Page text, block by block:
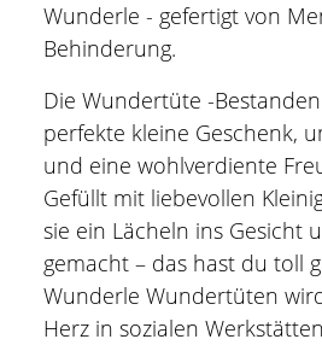
Wunderle - gefertigt von
Behinderung.
Die Wundertüte -
perfekte kleine Geschenk,
und eine wohlverdiente
Gefüllt mit liebevollen
sie ein Lächeln ins Gesicht
gemacht – das hast du toll
Wunderle Wundertüten
Herz in sozialen